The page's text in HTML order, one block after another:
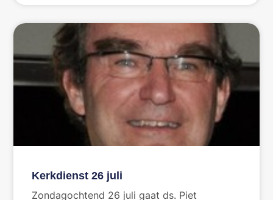
Kerkdienst 26 juli
Zondagochtend 26 juli gaat ds. Piet